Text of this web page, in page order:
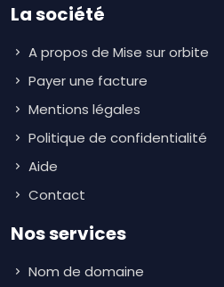
La société
A propos de Mise sur orbite
Payer une facture
Mentions légales
Politique de confidentialité
Aide
Contact
Nos services
Nom de domaine